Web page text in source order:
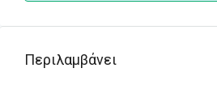
Περιλαμβάνει